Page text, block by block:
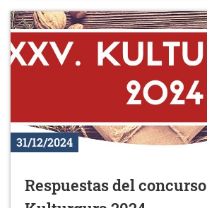
31/12/2024
Respuestas del concurso